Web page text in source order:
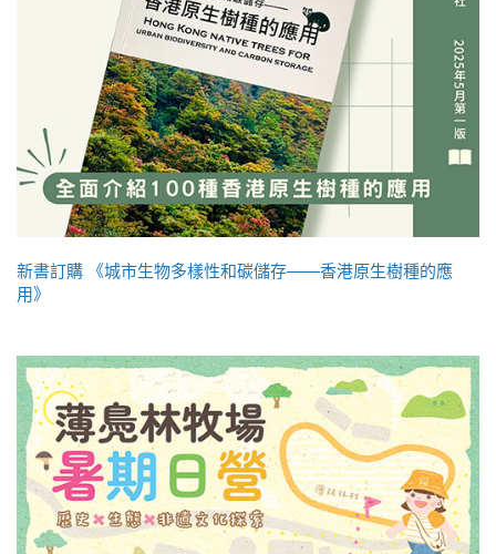
新書訂購 《城市生物多樣性和碳儲存——香港原生樹種的應
用》